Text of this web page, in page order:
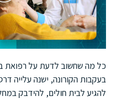
כל מה שחשוב לדעת על רפואת
בעקבות הקורונה, ישנה עלייה
להגיע לבית חולים, להידבק